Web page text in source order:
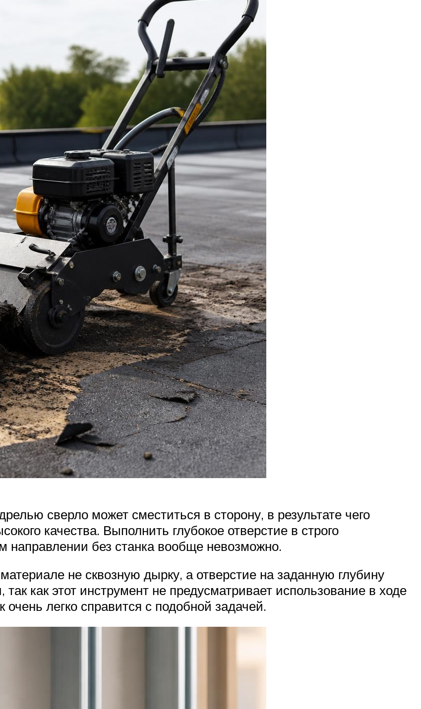
сверло может сместиться в сторону, в результате чего
качества. Выполнить глубокое отверстие в строго
направлении без станка вообще невозможно.
не сквозную дырку, а отверстие на заданную глубину
как этот инструмент не предусматривает использование в ходе
легко справится с подобной задачей.